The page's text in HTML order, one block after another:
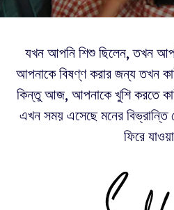
যখন আপনি শিশু ছিলেন, তখন
আপনাকে বিষণ্ণ করার জন্য তখন
কিন্তু আজ, আপনাকে খুশি করতে
এখন সময় এসেছে মনের বিভ্রান্তি
ফিরে